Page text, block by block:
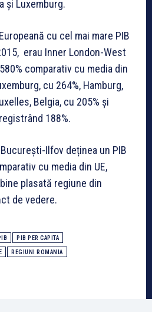
și Luxemburg.
cu cel mai mare PIB
erau Inner London-West
comparativ cu media din
cu 264%, Hamburg,
Belgia, cu 205% și
188%.
Ilfov deținea un PIB
cu media din UE,
plasată regiune din
de vedere.
PIB PER CAPITA
REGIUNI ROMANIA